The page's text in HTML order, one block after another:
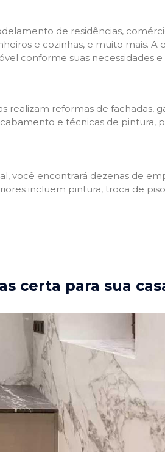
de residências,
e cozinhas, e muito mais. A
conforme suas necessidades e
realizam reformas de fachadas,
e técnicas de pintura,
você encontrará dezenas de
incluem pintura, troca de
certa para sua